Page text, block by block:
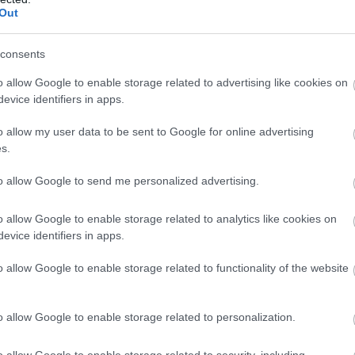
allow Google to enable storage related to advertising like cookies on
identifiers in apps.
allow my user data to be sent to Google for online advertising
allow Google to send me personalized advertising.
allow Google to enable storage related to analytics like cookies on
identifiers in apps.
allow Google to enable storage related to functionality of the website
allow Google to enable storage related to personalization.